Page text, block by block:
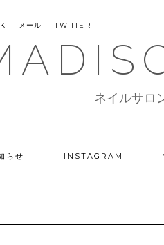
メール TWITTER
ネイルサ
らせ INSTAGRAM